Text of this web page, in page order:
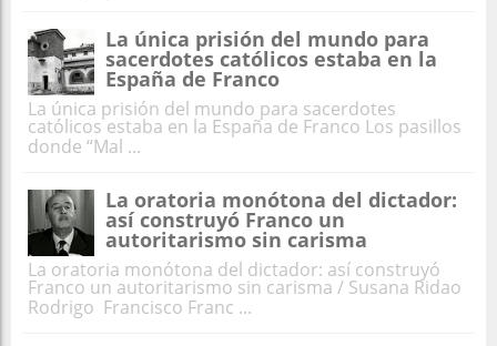
La única prisión del mundo para
sacerdotes católicos estaba en la
España de Franco
La única prisión del mundo para sacerdotes
católicos estaba en la España de Franco Los pasillos
donde “Mal ...
La oratoria monótona del dictador:
así construyó Franco un
autoritarismo sin carisma
La oratoria monótona del dictador: así construyó
Franco un autoritarismo sin carisma / Susana Ridao
Rodrigo Francisco Franc ...